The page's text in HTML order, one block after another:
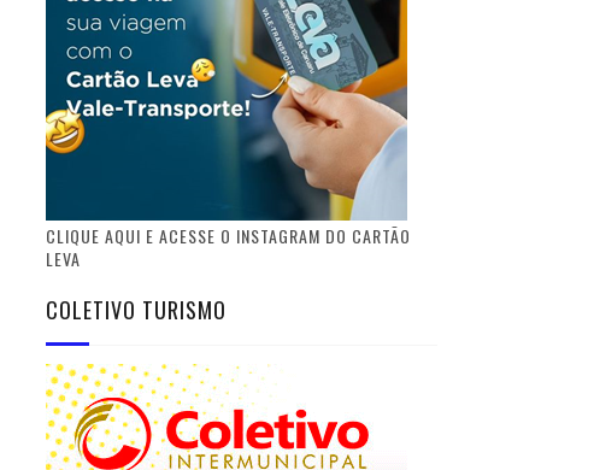
CLIQUE AQUI E ACESSE O INSTAGRAM DO CARTÃO
LEVA
COLETIVO TURISMO